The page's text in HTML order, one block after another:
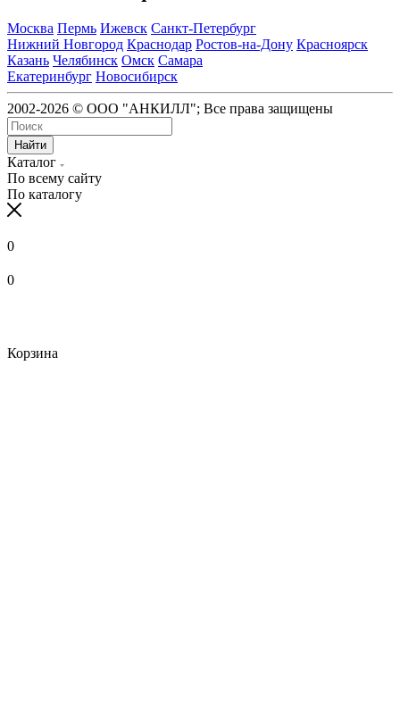
Москва Пермь Ижевск Санкт-Петербург
Нижний Новгород Краснодар Ростов-на-Дону Красноярск
Казань Челябинск Омск Самара
Екатеринбург Новосибирск
2002-2026 © ООО "АНКИЛЛ"; Все права защищены
Найти
Каталог
По всему сайту
По каталогу
0
0
Корзина